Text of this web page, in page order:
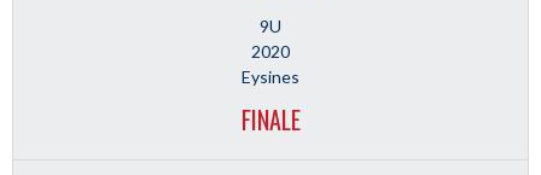
9U
2020
Eysines
FINALE